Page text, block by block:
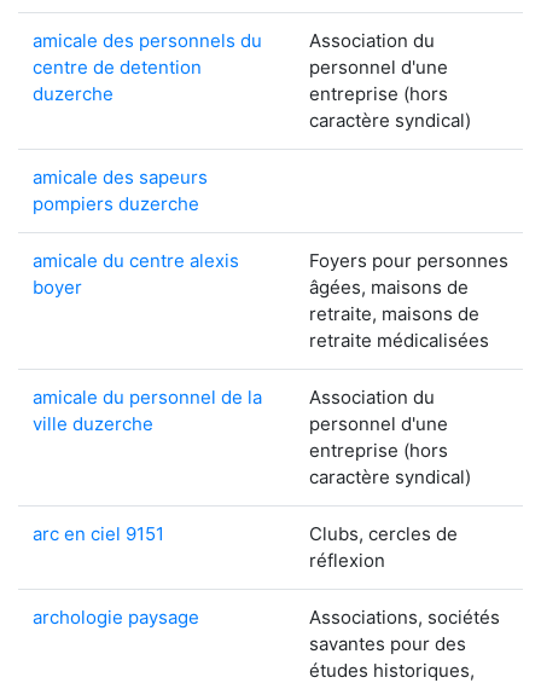
amicale des personnels du
centre de detention
duzerche
Association du
personnel d'une
entreprise (hors
caractère syndical)
amicale des sapeurs
pompiers duzerche
amicale du centre alexis
boyer
Foyers pour personnes
âgées, maisons de
retraite, maisons de
retraite médicalisées
amicale du personnel de la
ville duzerche
Association du
personnel d'une
entreprise (hors
caractère syndical)
arc en ciel 9151
Clubs, cercles de
réflexion
archologie paysage
Associations, sociétés
savantes pour des
études historiques,